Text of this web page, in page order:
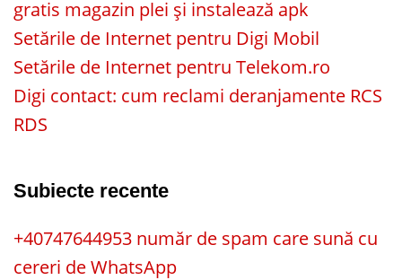
gratis magazin plei și instalează apk
Setările de Internet pentru Digi Mobil
Setările de Internet pentru Telekom.ro
Digi contact: cum reclami deranjamente RCS
RDS
Subiecte recente
+40747644953 număr de spam care sună cu
cereri de WhatsApp